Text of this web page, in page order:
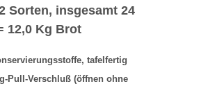
Sorten, insgesamt 24
12,0 Kg Brot
tafelfertig
Pull-Verschluß (öffnen ohne